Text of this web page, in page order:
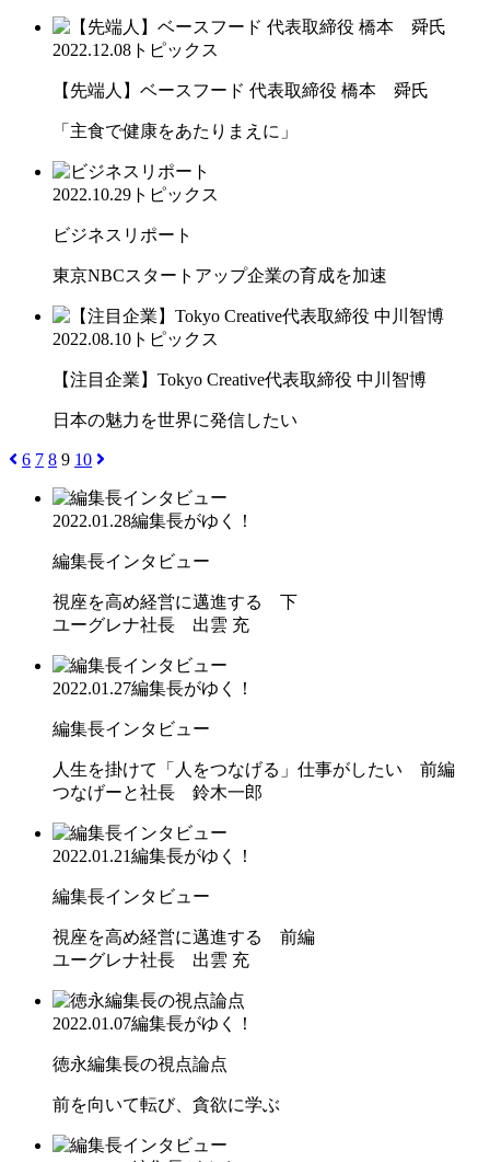
2022.12.08 トピックス
【先端人】ベースフード 代表取締役 橋本 舜氏
「主食で健康をあたりまえに」
2022.10.29 トピックス
ビジネスリポート
東京NBCスタートアップ企業の育成を加速
2022.08.10 トピックス
【注目企業】Tokyo Creative代表取締役 中川智博
日本の魅力を世界に発信したい
6 7 8 9 10
2022.01.28編集長がゆく！
編集長インタビュー
視座を高め経営に邁進する 下
ユーグレナ社長 出雲 充
2022.01.27編集長がゆく！
編集長インタビュー
人生を掛けて「人をつなげる」仕事がしたい 前編
つなげーと社長 鈴木一郎
2022.01.21編集長がゆく！
編集長インタビュー
視座を高め経営に邁進する 前編
ユーグレナ社長 出雲 充
2022.01.07編集長がゆく！
徳永編集長の視点論点
前を向いて転び、貪欲に学ぶ